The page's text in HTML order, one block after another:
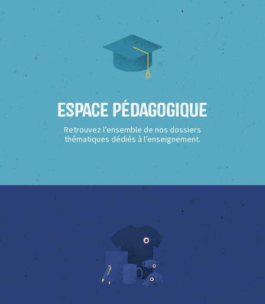
Espace Pédagogique
Retrouvez l’ensemble de nos dossiers
thématiques dédiés à l’enseignement.